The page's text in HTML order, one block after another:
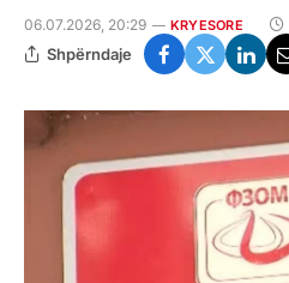
06.07.2026, 20:29 KRYESORE
Shpërndaje